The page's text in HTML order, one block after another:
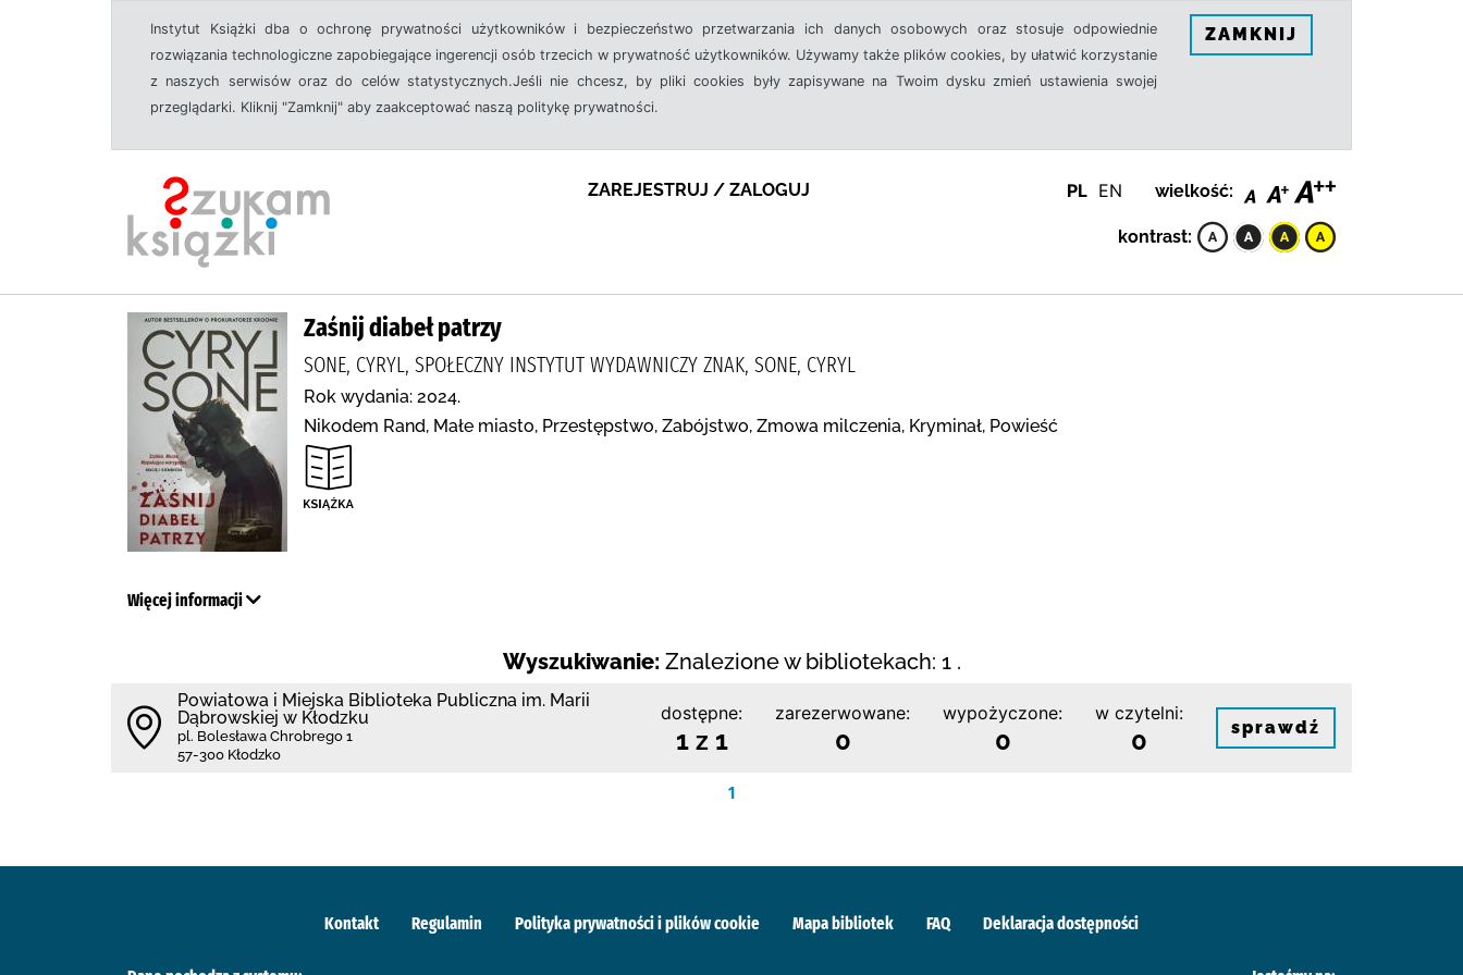
Instytut Książki dba o ochronę prywatności użytkowników i bezpieczeństwo przetwarzania ich danych osobowych oraz stosuje odpowiednie
rozwiązania technologiczne zapobiegające ingerencji osób trzecich w prywatność użytkowników. Używamy także plików cookies, by ułatwić korzystanie
z naszych serwisów oraz do celów statystycznych.Jeśli nie chcesz, by pliki cookies były zapisywane na Twoim dysku zmień ustawienia swojej
przeglądarki. Kliknij "Zamknij" aby zaakceptować naszą politykę prywatności.
ZAMKNIJ
ZAREJESTRUJ / ZALOGUJ PL EN wielkość:
kontrast:
Zaśnij diabeł patrzy
SONE, CYRYL, SPOŁECZNY INSTYTUT WYDAWNICZY ZNAK, SONE, CYRYL
Rok wydania: 2024.
Nikodem Rand, Małe miasto, Przestępstwo, Zabójstwo, Zmowa milczenia, Kryminał, Powieść
Więcej informacji
Wyszukiwanie: Znalezione w bibliotekach: 1 .
Powiatowa i Miejska Biblioteka Publiczna im. Marii
Dąbrowskiej w Kłodzku
pl. Bolesława Chrobrego 1
57-300 Kłodzko
dostępne:
1 z 1
zarezerwowane:
0
wypożyczone:
0
w czytelni:
0 sprawdź
1
Kontakt Regulamin Polityka prywatności i plików cookie Mapa bibliotek FAQ Deklaracja dostępności